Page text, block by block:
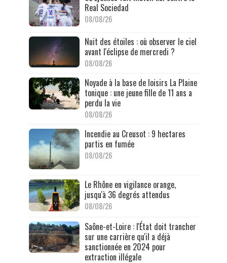
Real Sociedad
08/08/26
Nuit des étoiles : où observer le ciel
avant l'éclipse de mercredi ?
08/08/26
Noyade à la base de loisirs La Plaine
tonique : une jeune fille de 11 ans a
perdu la vie
08/08/26
Incendie au Creusot : 9 hectares
partis en fumée
08/08/26
Le Rhône en vigilance orange,
jusqu'à 36 degrés attendus
08/08/26
Saône-et-Loire : l'État doit trancher
sur une carrière qu'il a déjà
sanctionnée en 2024 pour
extraction illégale